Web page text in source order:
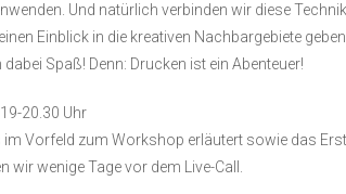
Und natürlich verbinden wir diese
Einblick in die kreativen Nachbargebiete geben
Spaß! Denn: Drucken ist ein Abenteuer!
20.30 Uhr
Vorfeld zum Workshop erläutert sowie das
wenige Tage vor dem Live-Call.